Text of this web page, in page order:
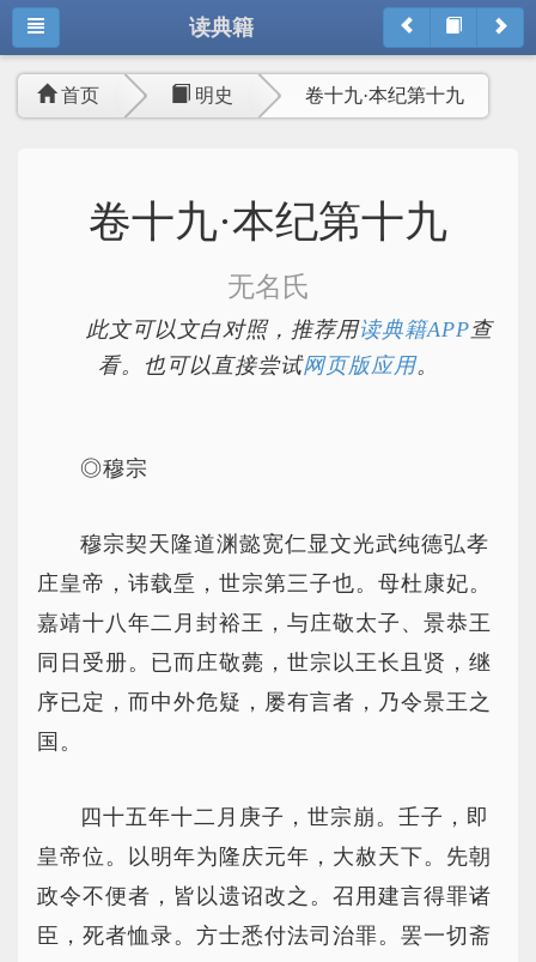
读典籍
首页 明史 卷十九·本纪第十九
卷十九·本纪第十九
无名氏
此文可以文白对照，推荐用读典籍APP查
看。也可以直接尝试网页版应用。
◎穆宗
穆宗契天隆道渊懿宽仁显文光武纯德弘孝
庄皇帝，讳载垕，世宗第三子也。母杜康妃。
嘉靖十八年二月封裕王，与庄敬太子、景恭王
同日受册。已而庄敬薨，世宗以王长且贤，继
序已定，而中外危疑，屡有言者，乃令景王之
国。
四十五年十二月庚子，世宗崩。壬子，即
皇帝位。以明年为隆庆元年，大赦天下。先朝
政令不便者，皆以遗诏改之。召用建言得罪诸
臣，死者恤录。方士悉付法司治罪。罢一切斋